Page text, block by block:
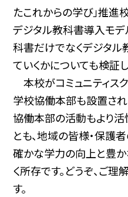
たこれからの学び」推進
デジタル教科書導入モデ
科書だけでなくデジタル
ていくかについても検証
本校がコミュニティス
学校協働本部も設置され
協働本部の活動もより活
とも、地域の皆様・保護
確かな学力の向上と豊
く所存です。どうぞ、ご
す。